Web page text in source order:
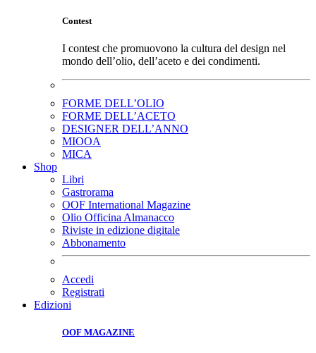
Contest
I contest che promuovono la cultura del design nel
mondo dell’olio, dell’aceto e dei condimenti.
FORME DELL’OLIO
FORME DELL’ACETO
DESIGNER DELL’ANNO
MIOOA
MICA
Shop
Libri
Gastrorama
OOF International Magazine
Olio Officina Almanacco
Riviste in edizione digitale
Abbonamento
Accedi
Registrati
Edizioni
OOF MAGAZINE